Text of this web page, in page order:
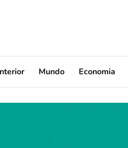
Mundo Economia